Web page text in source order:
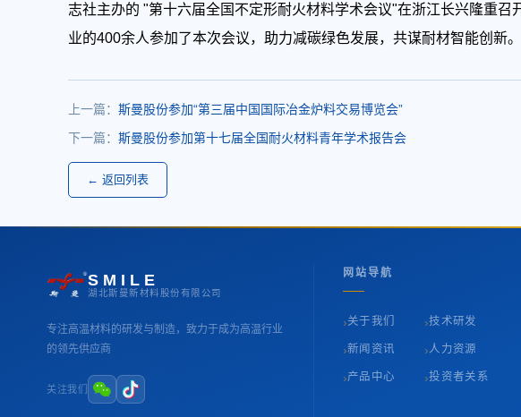
志社主办的 "第十六届全国不定形耐火材料学术会议"在浙江长兴隆重
业的400余人参加了本次会议，助力减碳绿色发展，共谋耐材智能创新。
上一篇： 斯曼股份参加“第三届中国国际冶金炉料交易博览会”
下一篇： 斯曼股份参加第十七届全国耐火材料青年学术报告会
← 返回列表
SMILE
湖北斯曼新材料股份有限公司
专注高温材料的研发与制造，致力于成为高温行业
的领先供应商
关注我们
网站导航
›关于我们
›新闻资讯
›产品中心
›技术研发
›人力资源
›投资者关系